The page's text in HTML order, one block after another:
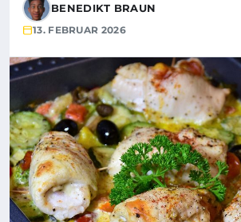
BENEDIKT BRAUN
13. FEBRUAR 2026